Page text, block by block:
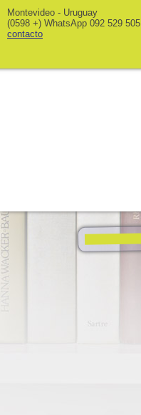
Montevideo - Uruguay
(0598 +) WhatsApp 092 529 505
contacto